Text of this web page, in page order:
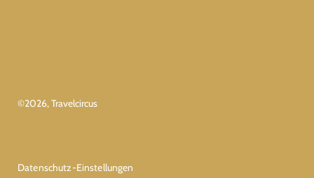
©2026, Travelcircus
Datenschutz-Einstellungen